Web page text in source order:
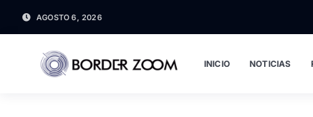
AGOSTO 6, 2026
INICIO NOTICIAS